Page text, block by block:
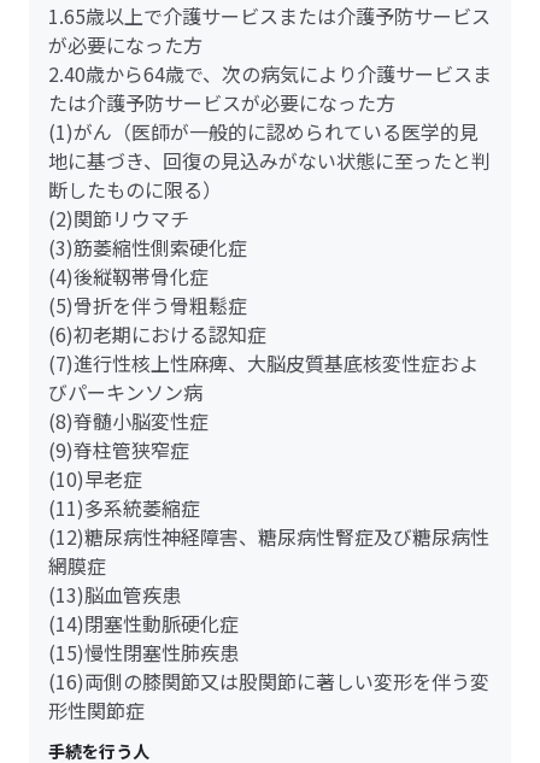
1.65歳以上で介護サービスまたは介護予防サービス
が必要になった方
2.40歳から64歳で、次の病気により介護サービスま
たは介護予防サービスが必要になった方
(1)がん（医師が一般的に認められている医学的見
地に基づき、回復の見込みがない状態に至ったと判
断したものに限る）
(2)関節リウマチ
(3)筋萎縮性側索硬化症
(4)後縦靱帯骨化症
(5)骨折を伴う骨粗鬆症
(6)初老期における認知症
(7)進行性核上性麻痺、大脳皮質基底核変性症およ
びパーキンソン病
(8)脊髄小脳変性症
(9)脊柱管狭窄症
(10)早老症
(11)多系統萎縮症
(12)糖尿病性神経障害、糖尿病性腎症及び糖尿病性
網膜症
(13)脳血管疾患
(14)閉塞性動脈硬化症
(15)慢性閉塞性肺疾患
(16)両側の膝関節又は股関節に著しい変形を伴う変
形性関節症
手続を行う人